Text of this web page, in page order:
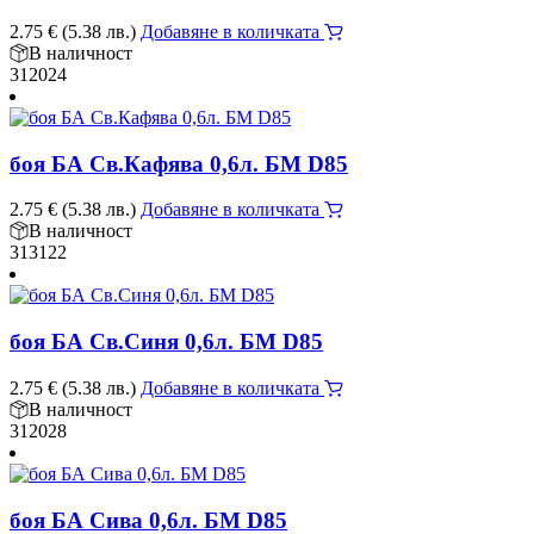
2.75 € (5.38 лв.) Добавяне в количката
В наличност
312024
боя БА Св.Кафява 0,6л. БМ D85
2.75 € (5.38 лв.) Добавяне в количката
В наличност
313122
боя БА Св.Синя 0,6л. БМ D85
2.75 € (5.38 лв.) Добавяне в количката
В наличност
312028
боя БА Сива 0,6л. БМ D85